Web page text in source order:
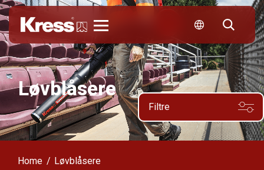
Løvblåsere
Filtre
Home
Løvblåsere